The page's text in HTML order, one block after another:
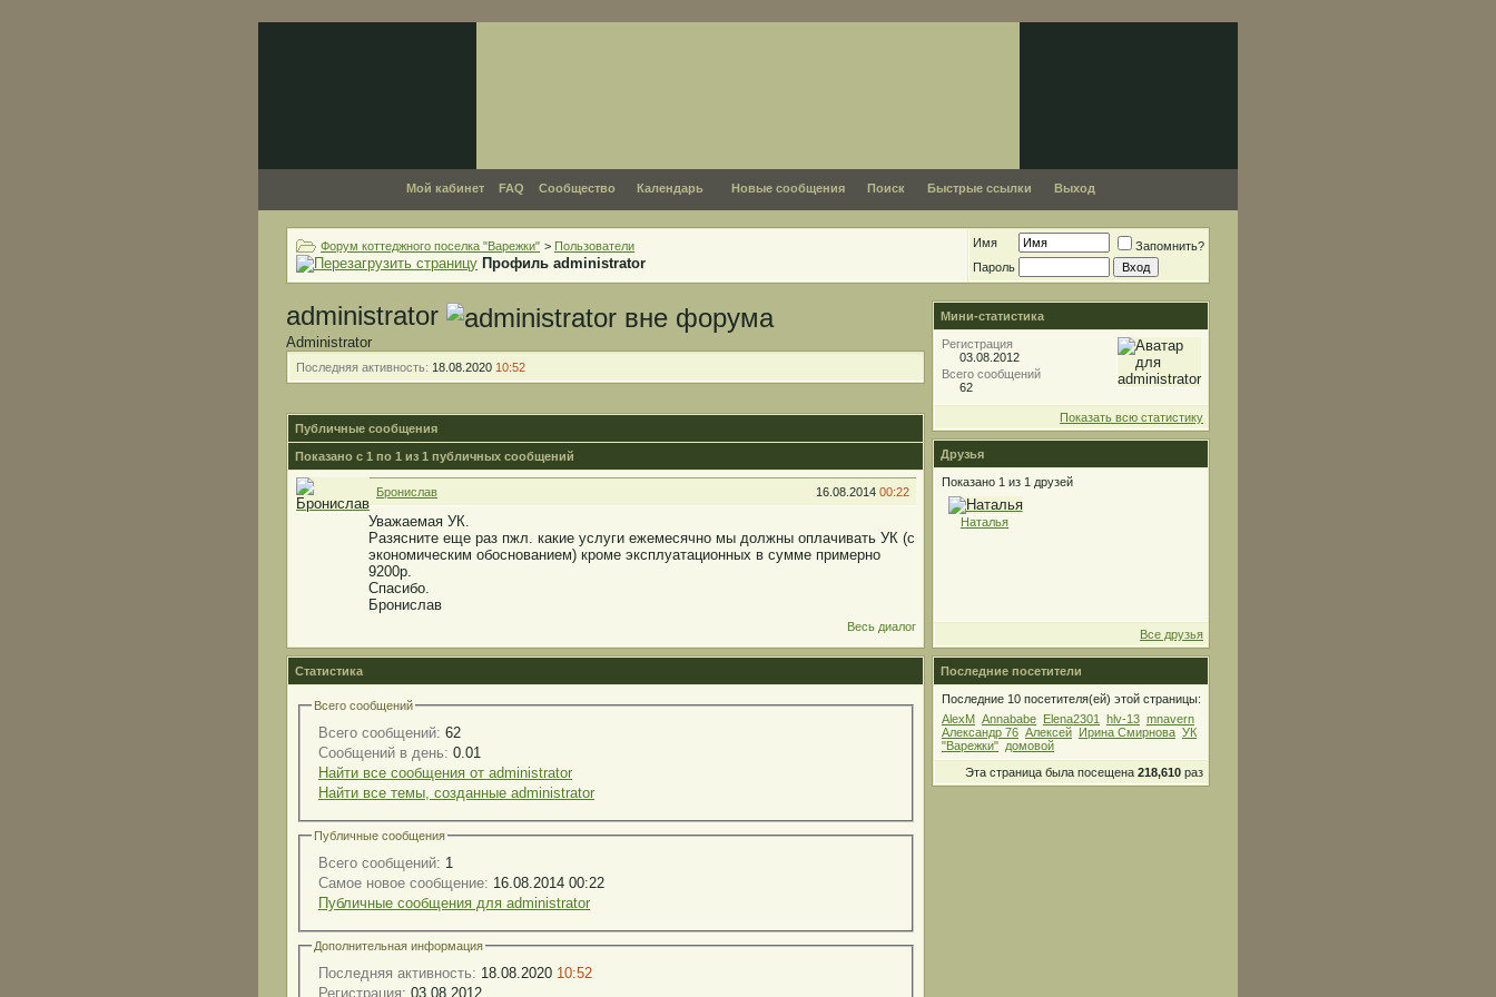
Мой кабинет FAQ Сообщество Календарь Новые сообщения Поиск Быстрые ссылки Выход
Форум коттеджного поселка "Варежки" > Пользователи
Профиль administrator
Имя
Запомнить?
Пароль
administrator
Administrator
Последняя активность: 18.08.2020 10:52
Публичные сообщения
Показано с 1 по 1 из 1 публичных сообщений
16.08.2014 00:22
Бронислав
Уважаемая УК.
Разясните еще раз пжл. какие услуги ежемесячно мы должны оплачивать УК (с
экономическим обоснованием) кроме эксплуатационных в сумме примерно
9200р.
Спасибо.
Бронислав
Весь диалог
Статистика
Всего сообщений
Всего сообщений: 62
Сообщений в день: 0.01
Найти все сообщения от administrator
Найти все темы, созданные administrator
Публичные сообщения
Всего сообщений: 1
Самое новое сообщение: 16.08.2014 00:22
Публичные сообщения для administrator
Дополнительная информация
Последняя активность: 18.08.2020 10:52
Регистрация: 03.08.2012
Мини-статистика
Регистрация
03.08.2012
Всего сообщений
62
Показать всю статистику
Друзья
Показано 1 из 1 друзей
Наталья
Все друзья
Последние посетители
Последние 10 посетителя(ей) этой страницы:
AlexM Annababe Elena2301 hlv-13 mnavern
Александр 76 Алексей Ирина Смирнова УК
"Варежки" домовой
Эта страница была посещена 218,610 раз